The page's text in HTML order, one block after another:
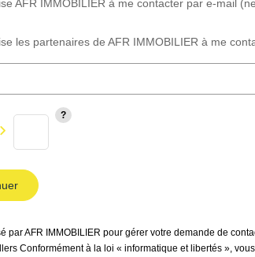
AFR IMMOBILIER à me contacter par e-mail
les partenaires de AFR IMMOBILIER à me
AFR IMMOBILIER pour gérer votre demande de
Conformément à la loi « informatique et libertés »,